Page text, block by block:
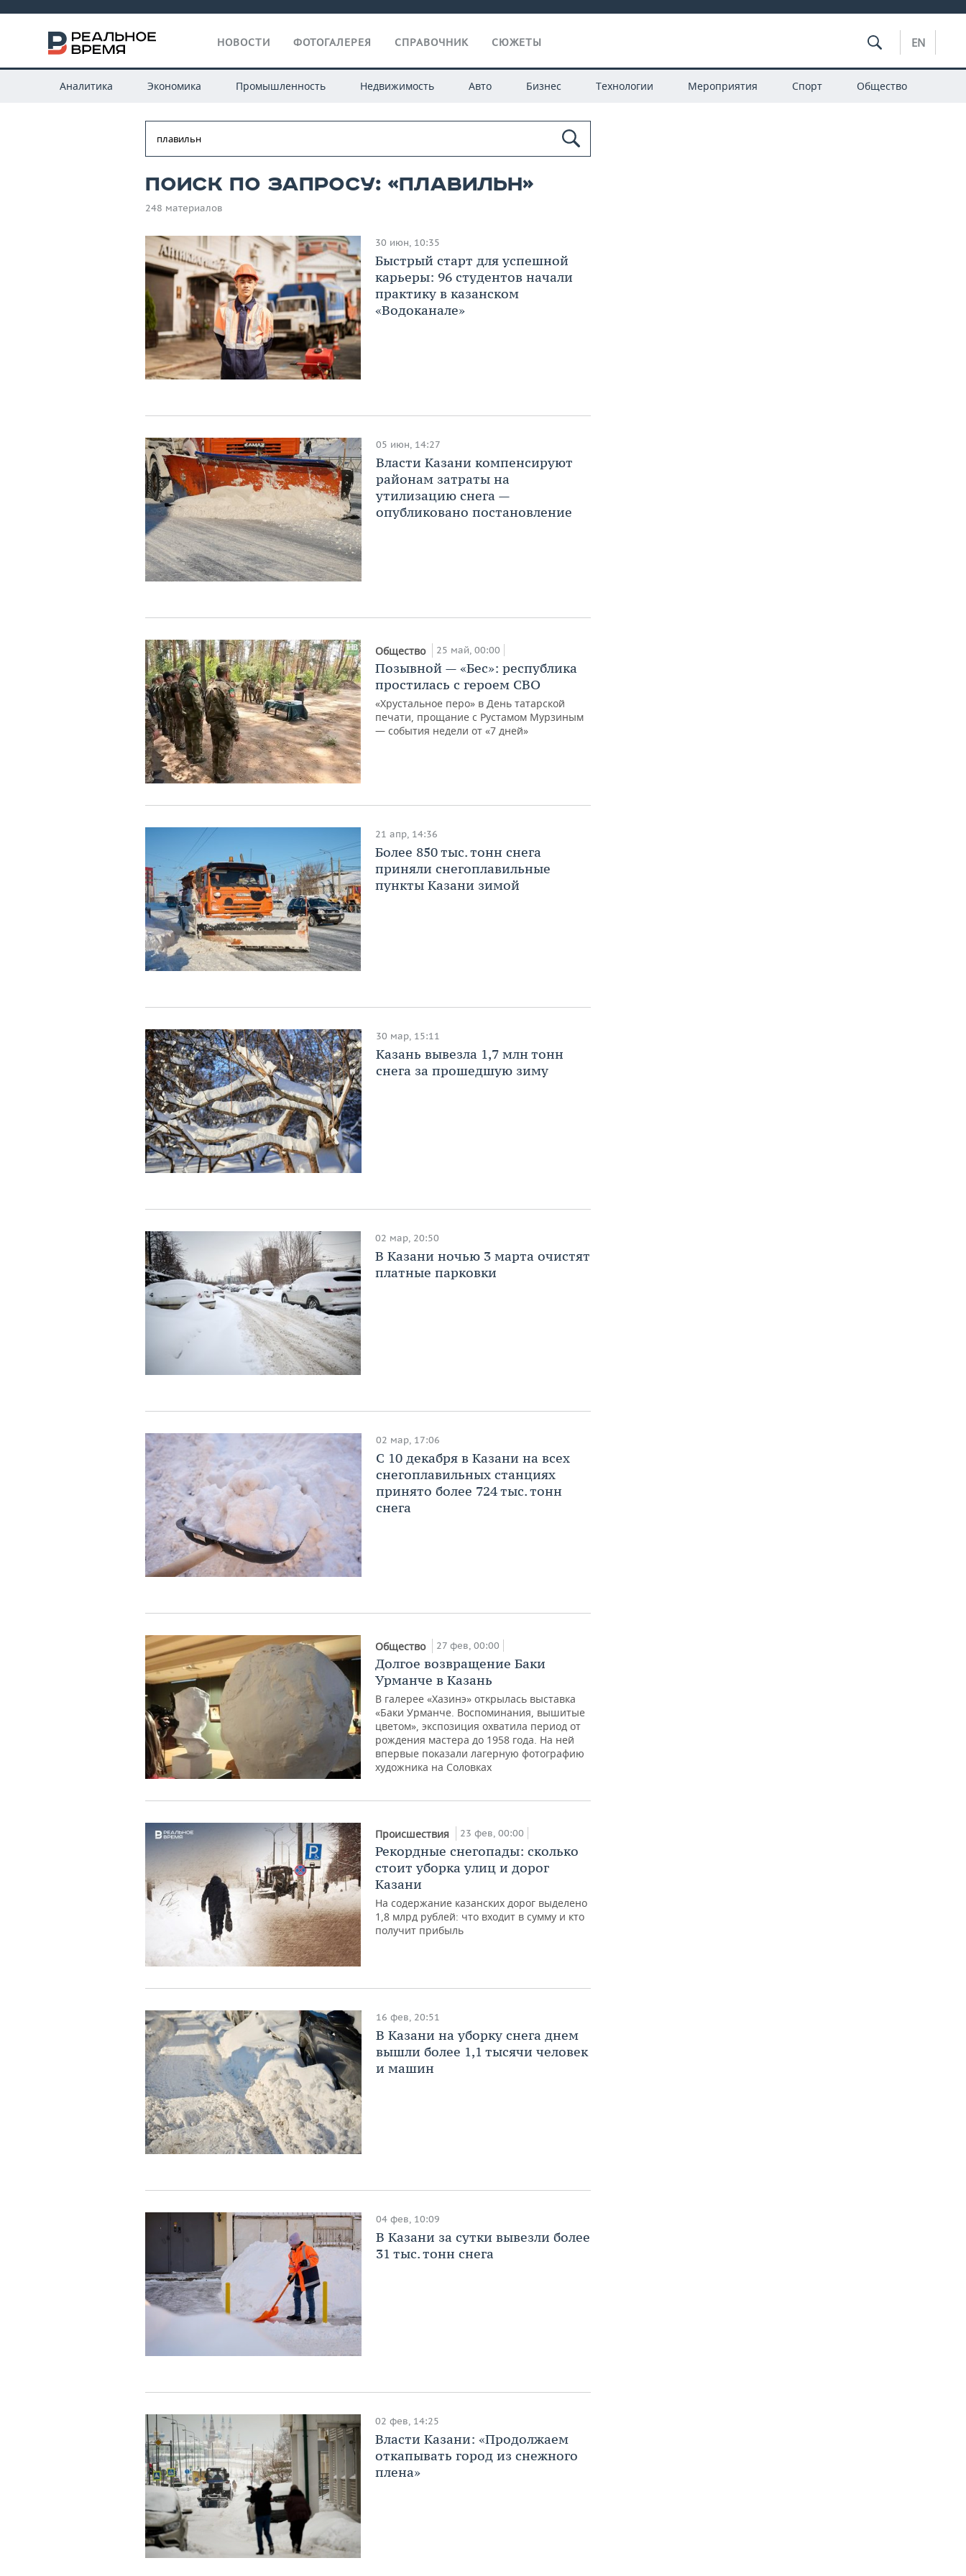
НОВОСТИ ФОТОГАЛЕРЕЯ СПРАВОЧНИК СЮЖЕТЫ EN
Аналитика Экономика Промышленность Недвижимость Авто Бизнес Технологии Мероприятия Спорт Общество
Поиск по запросу: «плавильн»
248 материалов
30 июн, 10:35
Быстрый старт для успешной
карьеры: 96 студентов начали
практику в казанском
«Водоканале»
05 июн, 14:27
Власти Казани компенсируют
районам затраты на
утилизацию снега —
опубликовано постановление
Общество 25 май, 00:00
Позывной — «Бес»: республика
простилась с героем СВО
«Хрустальное перо» в День татарской
печати, прощание с Рустамом Мурзиным
— события недели от «7 дней»
21 апр, 14:36
Более 850 тыс. тонн снега
приняли снегоплавильные
пункты Казани зимой
30 мар, 15:11
Казань вывезла 1,7 млн тонн
снега за прошедшую зиму
02 мар, 20:50
В Казани ночью 3 марта очистят
платные парковки
02 мар, 17:06
С 10 декабря в Казани на всех
снегоплавильных станциях
принято более 724 тыс. тонн
снега
Общество 27 фев, 00:00
Долгое возвращение Баки
Урманче в Казань
В галерее «Хазинэ» открылась выставка
«Баки Урманче. Воспоминания, вышитые
цветом», экспозиция охватила период от
рождения мастера до 1958 года. На ней
впервые показали лагерную фотографию
художника на Соловках
Происшествия 23 фев, 00:00
Рекордные снегопады: сколько
стоит уборка улиц и дорог
Казани
На содержание казанских дорог выделено
1,8 млрд рублей: что входит в сумму и кто
получит прибыль
16 фев, 20:51
В Казани на уборку снега днем
вышли более 1,1 тысячи человек
и машин
04 фев, 10:09
В Казани за сутки вывезли более
31 тыс. тонн снега
02 фев, 14:25
Власти Казани: «Продолжаем
откапывать город из снежного
плена»